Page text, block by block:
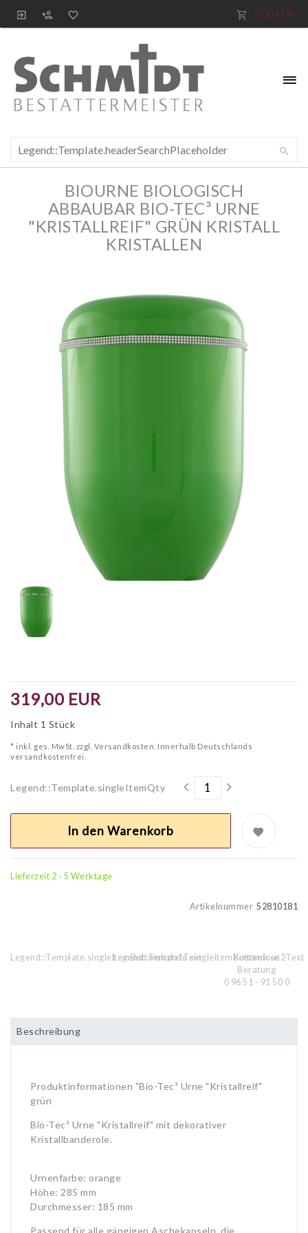
0,00 EUR
BIOURNE BIOLOGISCH
ABBAUBAR BIO-TEC³ URNE
"KRISTALLREIF" GRÜN KRISTALL
KRISTALLEN
319,00 EUR
Inhalt 1 Stück
* inkl. ges. MwSt. zzgl. Versandkosten. Innerhalb Deutschlands
versandkostenfrei.
Legend::Template.singleItemQty
In den Warenkorb
Lieferzeit 2 - 5 Werktage
Artikelnummer 52810181
Legend::Template.singleItemBottomIcon1TextLegend::Template.singleItemBottomIcon2Text
Kostenlose
Beratung
0 96 51 - 91 50 0
Beschreibung
Produktinformationen "Bio-Tec³ Urne "Kristallreif"
grün
Bio-Tec³ Urne "Kristallreif" mit dekorativer
Kristallbanderole.
Urnenfarbe: orange
Höhe: 285 mm
Durchmesser: 185 mm
Passend für alle gängigen Aschekapseln, die